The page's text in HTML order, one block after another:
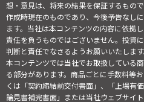
想・意見は、将来の結果を保証するもの
作成時現在のものであり、今後予告なし
ます。当社は本コンテンツの内容に依拠
責任を負うものではございません。投資
判断と責任でなさるようお願いいたします
本コンテンツでは当社でお取扱している
る部分があります。商品ごとに手数料等
くは「契約締結前交付書面」、「上場有
論見書補完書面」または当社ウェブサイ